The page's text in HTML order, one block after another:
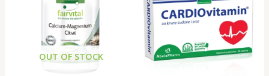
OUT OF STOCK